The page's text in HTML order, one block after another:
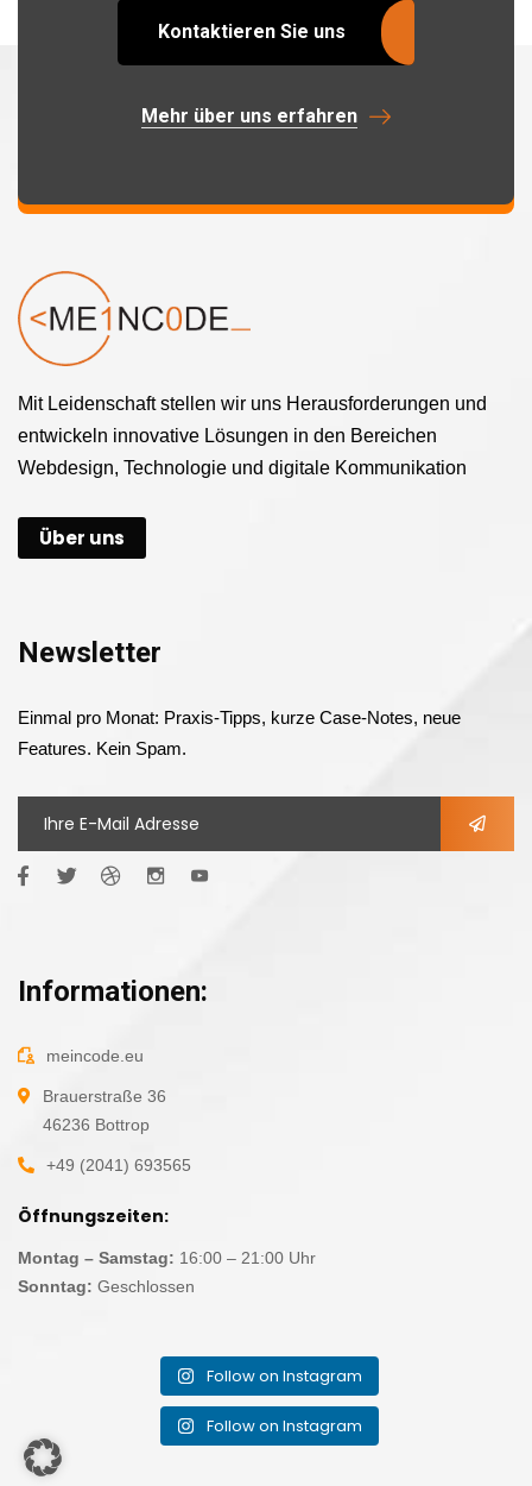
Kontaktieren Sie uns
Mehr über uns erfahren
Mit Leidenschaft stellen wir uns Herausforderungen und
entwickeln innovative Lösungen in den Bereichen
Webdesign, Technologie und digitale Kommunikation
Über uns
Newsletter
Einmal pro Monat: Praxis-Tipps, kurze Case-Notes, neue
Features. Kein Spam.
Informationen:
meincode.eu
Brauerstraße 36
46236 Bottrop
+49 (2041) 693565
Öffnungszeiten:
Montag – Samstag: 16:00 – 21:00 Uhr
Sonntag: Geschlossen
Follow on Instagram
Follow on Instagram